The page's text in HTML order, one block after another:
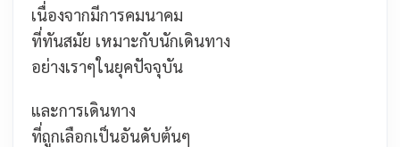
เนื่องจากมีการคมนาคม
ที่ทันสมัย เหมาะกับนักเดินทาง
อย่างเราๆในยุคปัจจุบัน
และการเดินทาง
ที่ถูกเลือกเป็นอันดับต้นๆ